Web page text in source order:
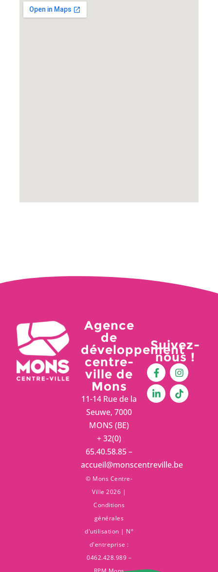
Agence
de
développement
centre-
ville de
Mons
11-14 Rue de la
Seuwe, 7000
MONS (BE)
+ 32(0)
65.40.58.85 –
accueil@monscentreville.be
© Mons Centre-
Ville 2026 |
Conditions
générales
d'utilisation | N°
d'entreprise :
0462.428.989 –
Suivez-
nous !